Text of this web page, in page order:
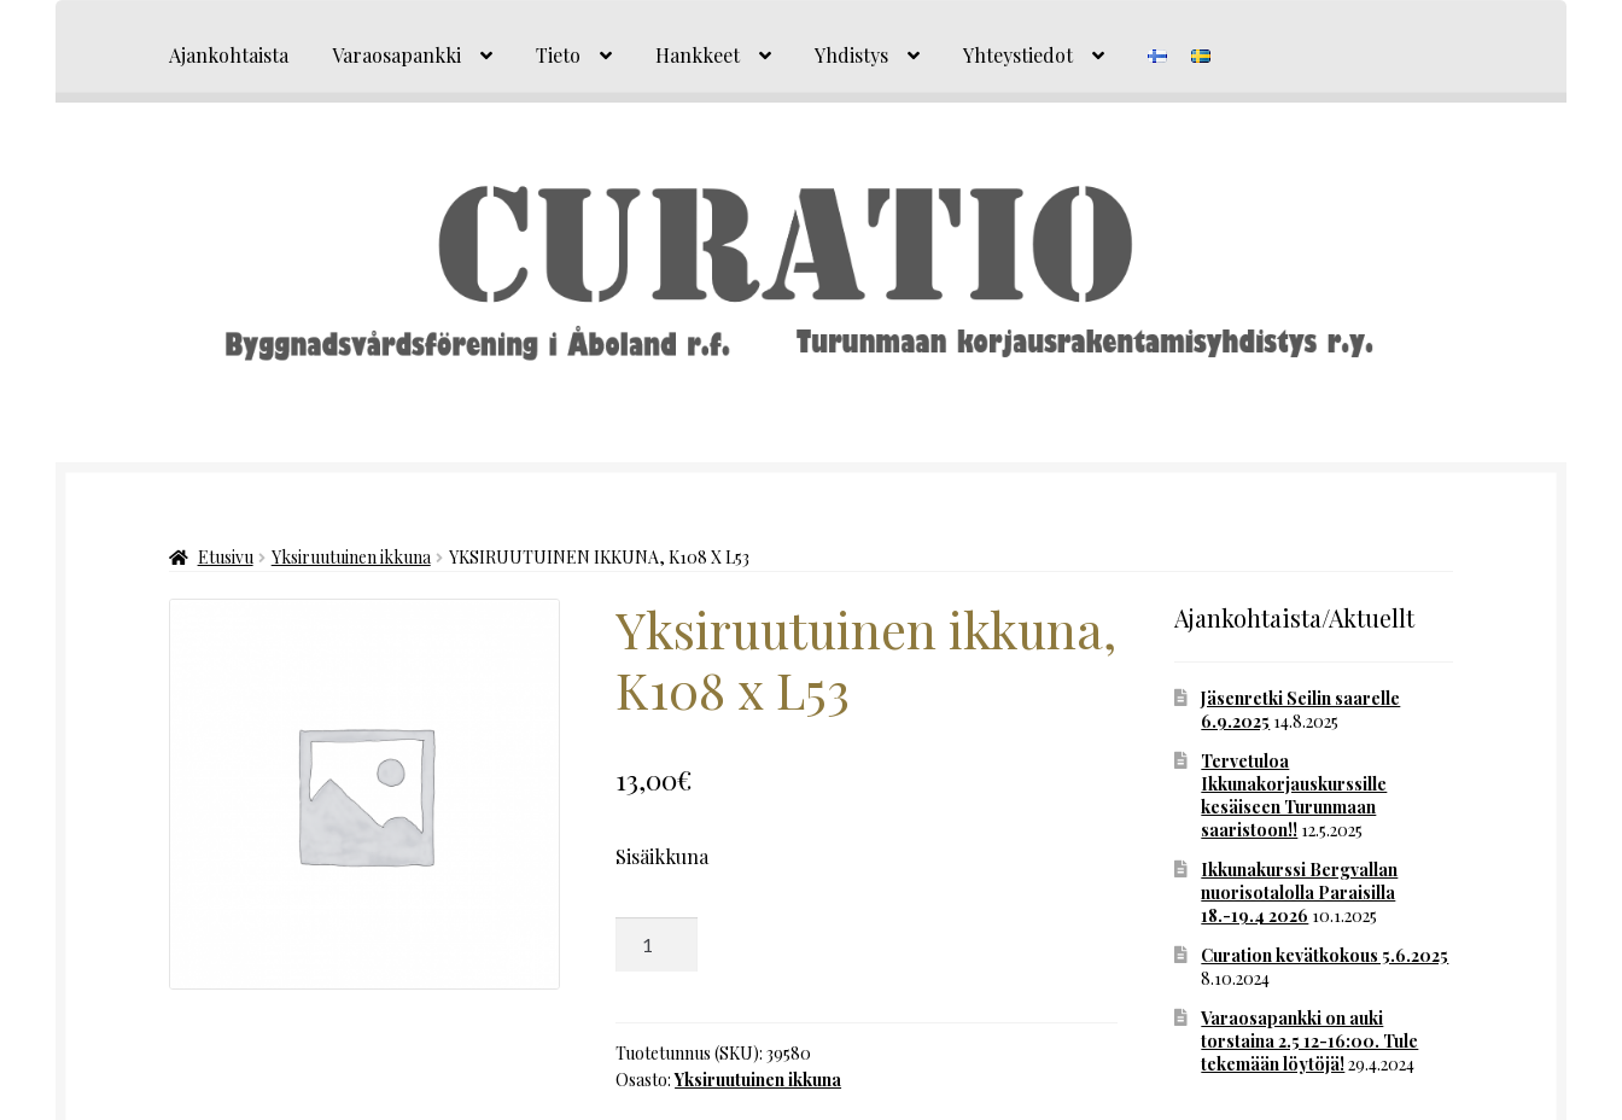
navigointiin
sisältöön
Ajankohtaista Varaosapankki Tieto Hankkeet Yhdistys Yhteystiedot
Etusivu Yksiruutuinen ikkuna YKSIRUUTUINEN IKKUNA, K108 X L53
Yksiruutuinen ikkuna,
K108 x L53
13,00€
Sisäikkuna
L53
määrä
Tuotetunnus (SKU):39580
Osasto:Yksiruutuinen ikkuna
Ajankohtaista/Aktuellt
Jäsenretki Seilin saarelle
6.9.2025 14.8.2025
Tervetuloa
Ikkunakorjauskurssille
kesäiseen Turunmaan
saaristoon!! 12.5.2025
Ikkunakurssi Bergvallan
nuorisotalolla Paraisilla
18.-19.4 2026 10.1.2025
Curation kevätkokous 5.6.2025
8.10.2024
Varaosapankki on auki
torstaina 2.5 12-16:00. Tule
tekemään löytöjä!29.4.2024